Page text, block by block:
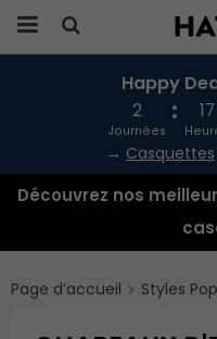
Produkten har
Happy
2
Journées
17
→ Casquettes
Découvrez nos
Page d’accueil Styles